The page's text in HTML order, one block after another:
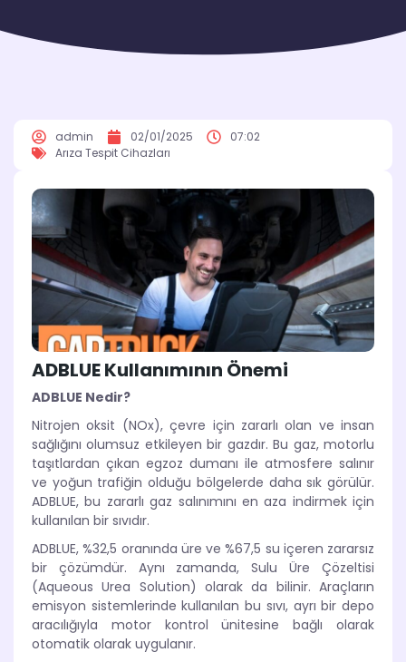
admin 02/01/2025
07:02
Arıza Tespit Cihazları
ADBLUE Kullanımının Önemi
ADBLUE Nedir?
Nitrojen oksit (NOx), çevre için zararlı olan ve insan
sağlığını olumsuz etkileyen bir gazdır. Bu gaz, motorlu
taşıtlardan çıkan egzoz dumanı ile atmosfere salınır
ve yoğun trafiğin olduğu bölgelerde daha sık görülür.
ADBLUE, bu zararlı gaz salınımını en aza indirmek için
kullanılan bir sıvıdır.
ADBLUE, %32,5 oranında üre ve %67,5 su içeren zararsız
bir çözümdür. Aynı zamanda, Sulu Üre Çözeltisi
(Aqueous Urea Solution) olarak da bilinir. Araçların
emisyon sistemlerinde kullanılan bu sıvı, ayrı bir depo
aracılığıyla motor kontrol ünitesine bağlı olarak
otomatik olarak uygulanır.